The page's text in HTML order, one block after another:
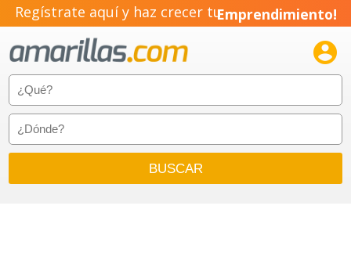
Regístrate aquí y haz crecer tuEmprendimiento!
